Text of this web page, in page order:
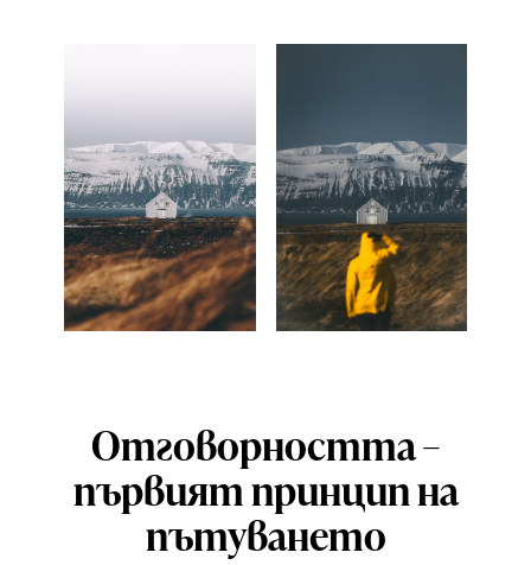
Отговорността –
първият принцип на
пътуването